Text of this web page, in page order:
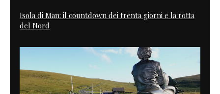
Isola di Man: il countdown dei trenta giorni e la rotta
del Nord